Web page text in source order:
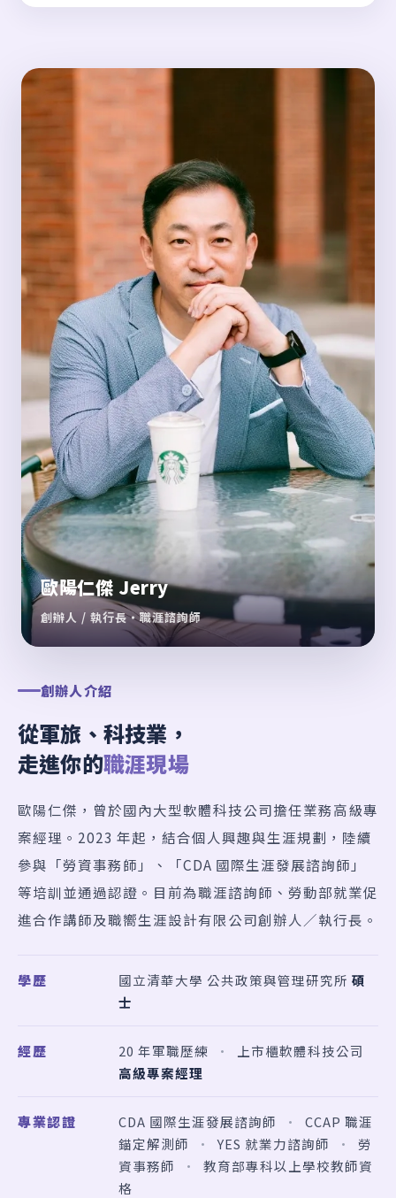
歐陽仁傑 Jerry
創辦人 / 執行長・職涯諮詢師
創辦人介紹
從軍旅、科技業，
走進你的職涯現場
歐陽仁傑，曾於國內大型軟體科技公司擔任業務高級專
案經理。2023 年起，結合個人興趣與生涯規劃，陸續
參與「勞資事務師」、「CDA 國際生涯發展諮詢師」
等培訓並通過認證。目前為職涯諮詢師、勞動部就業促
進合作講師及職嚮生涯設計有限公司創辦人／執行長。
學歷 國立清華大學 公共政策與管理研究所 碩
士
經歷 20 年軍職歷練 ·
上市櫃軟體科技公司
高級專案經理
專業認證 CDA 國際生涯發展諮詢師 ·
CCAP 職涯
錨定解測師
· YES 就業力諮詢師 ·
勞
資事務師
·
教育部專科以上學校教師資
格